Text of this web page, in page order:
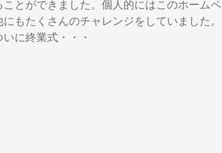
とができました。個人的にはこのホームペ
もたくさんのチャレンジをしていました。
に終業式・・・